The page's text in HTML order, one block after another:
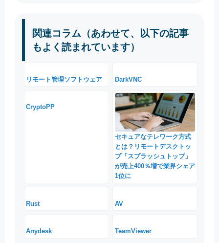
関連コラム（あわせて、以下の記事
もよく読まれています）
リモート管理ソフトウェア DarkVNC
CryptoPP
セキュアなテレワーク方式
とは？リモートデスクトッ
プ「スプラッシュトップ」
が売上400％増で業界シェア
1位に
Rust AV
Anydesk TeamViewer